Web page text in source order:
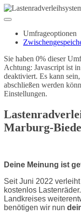
Umfrageoptionen
Sie haben 0% dieser
Achtung: Javascript ist
deaktiviert. Es kann
abschließen werden
Einstellungen.
Marburg-
Deine Meinung ist
Seit Juni 2022
kostenlos
Landkreises
benötigen wir nun